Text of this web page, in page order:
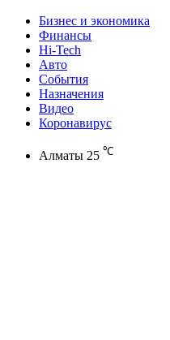
Бизнес и экономика
Финансы
Hi-Tech
Авто
События
Назначения
Видео
Коронавирус
Алматы 25 ℃